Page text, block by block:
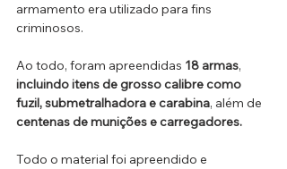
armamento era utilizado para fins
criminosos.
Ao todo, foram apreendidas 18 armas,
incluindo itens de grosso calibre como
fuzil, submetralhadora e carabina, além de
centenas de munições e carregadores.
Todo o material foi apreendido e